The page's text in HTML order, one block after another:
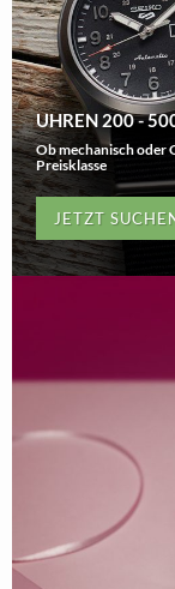
UHREN 200 -
Ob mechanisch oder
Preisklasse
JETZT